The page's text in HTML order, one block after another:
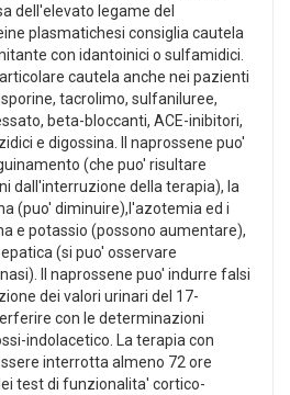
dell'elevato legame del
plasmatichesi consiglia cautela
con idantoinici o sulfamidici.
cautela anche nei pazienti
tacrolimo, sulfaniluree,
beta-bloccanti, ACE-inibitori,
e digossina. Il naprossene puo'
(che puo' risultare
dall'interruzione della terapia), la
(puo' diminuire),l'azotemia ed i
e potassio (possono aumentare),
(si puo' osservare
Il naprossene puo' indurre falsi
dei valori urinari del 17-
con le determinazioni
indolacetico. La terapia con
interrotta almeno 72 ore
test di funzionalita' cortico-